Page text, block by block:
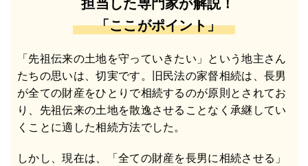
担当した専門家が解説！
「ここがポイント」
「先祖伝来の土地を守っていきたい」という地主さん
たちの思いは、切実です。旧民法の家督相続は、長男
が全ての財産をひとりで相続するのが原則とされてお
り、先祖伝来の土地を散逸させることなく承継してい
くことに適した相続方法でした。
しかし、現在は、「全ての財産を長男に相続させる」